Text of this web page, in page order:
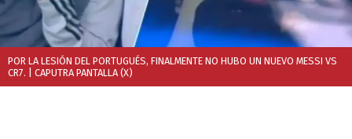
POR LA LESIÓN DEL PORTUGUÉS, FINALMENTE NO HUBO UN NUEVO MESSI VS
CR7.
| CAPUTRA PANTALLA (X)